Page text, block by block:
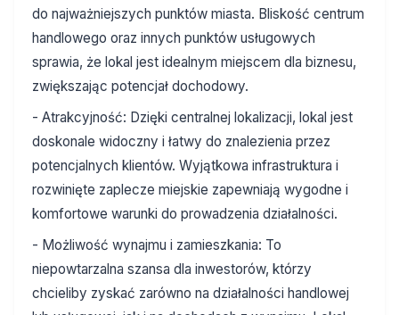
do najważniejszych punktów miasta. Bliskość centrum
handlowego oraz innych punktów usługowych
sprawia, że lokal jest idealnym miejscem dla biznesu,
zwiększając potencjał dochodowy.
- Atrakcyjność: Dzięki centralnej lokalizacji, lokal jest
doskonale widoczny i łatwy do znalezienia przez
potencjalnych klientów. Wyjątkowa infrastruktura i
rozwinięte zaplecze miejskie zapewniają wygodne i
komfortowe warunki do prowadzenia działalności.
- Możliwość wynajmu i zamieszkania: To
niepowtarzalna szansa dla inwestorów, którzy
chcieliby zyskać zarówno na działalności handlowej